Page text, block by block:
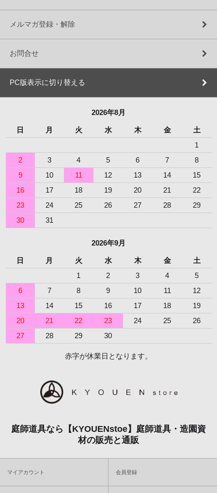
メルマガ登録・解除
お問合せ
PC版表示に切り替える
2026年8月
日 月 火 水 木 金
土
1
2
3 4 5 6 7
8
9
10 11 12 13 14
15
16
17 18 19 20 21
22
23
24 25 26 27 28
29
30
31
2026年9月
日 月 火 水 木 金
土
1
2 3 4
5
6
7 8 9 10 11
12
13
14 15 16 17 18
19
20
21 22 23 24 25
26
27
28 29 30
赤字が休業日となります。
庭師道具なら【KYOUENstoe】庭師道具・造園資
材の販売と通販
マイアカウント 会員登録